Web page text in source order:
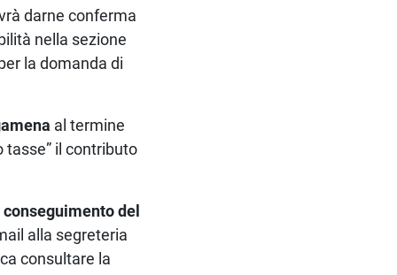
darne conferma
nella sezione
la domanda di
al termine
tasse” il contributo
del
alla segreteria
consultare la